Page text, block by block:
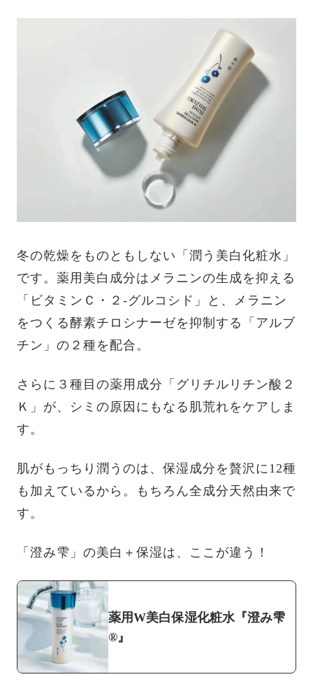
冬の乾燥をものともしない「潤う美白化粧水」
です。薬用美白成分はメラニンの生成を抑える
「ビタミンＣ・２‐グルコシド」と、メラニン
をつくる酵素チロシナーゼを抑制する「アルブ
チン」の２種を配合。
さらに３種目の薬用成分「グリチルリチン酸２
Ｋ」が、シミの原因にもなる肌荒れをケアしま
す。
肌がもっちり潤うのは、保湿成分を贅沢に12種
も加えているから。もちろん全成分天然由来で
す。
「澄み雫」の美白＋保湿は、ここが違う！
薬用W美白保湿化粧水『澄み雫
®』